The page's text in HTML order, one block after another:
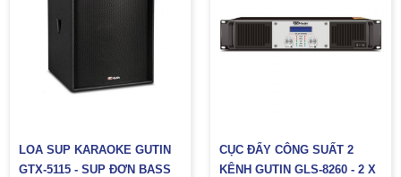
LOA SUP KARAOKE GUTIN
GTX-5115 - SUP ĐƠN BASS
CỤC ĐẨY CÔNG SUẤT 2
KÊNH GUTIN GLS-8260 - 2 X